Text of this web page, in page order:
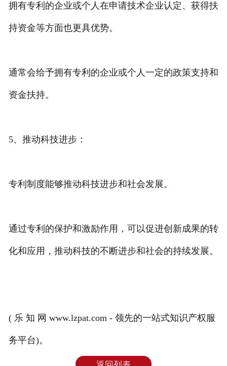
拥有专利的企业或个人在申请技术企业认定、获得扶
持资金等方面也更具优势。
通常会给予拥有专利的企业或个人一定的政策支持和
资金扶持。
5、推动科技进步：
专利制度能够推动科技进步和社会发展。
通过专利的保护和激励作用，可以促进创新成果的转
化和应用，推动科技的不断进步和社会的持续发展。
( 乐 知 网 www.lzpat.com - 领先的一站式知识产权服
务平台)。